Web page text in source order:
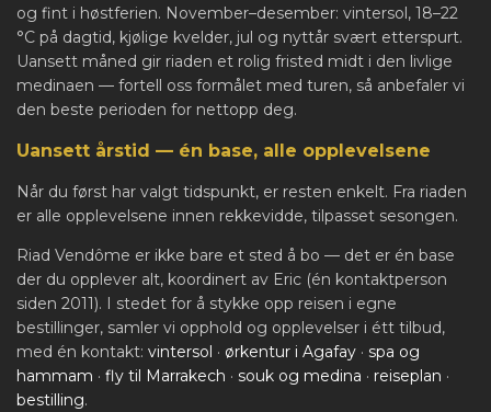
og fint i høstferien. November–desember: vintersol, 18–22
°C på dagtid, kjølige kvelder, jul og nyttår svært etterspurt.
Uansett måned gir riaden et rolig fristed midt i den livlige
medinaen — fortell oss formålet med turen, så anbefaler vi
den beste perioden for nettopp deg.
Uansett årstid — én base, alle opplevelsene
Når du først har valgt tidspunkt, er resten enkelt. Fra riaden
er alle opplevelsene innen rekkevidde, tilpasset sesongen.
Riad Vendôme er ikke bare et sted å bo — det er én base
der du opplever alt, koordinert av Eric (én kontaktperson
siden 2011). I stedet for å stykke opp reisen i egne
bestillinger, samler vi opphold og opplevelser i étt tilbud,
med én kontakt: vintersol · ørkentur i Agafay · spa og
hammam · fly til Marrakech · souk og medina · reiseplan ·
bestilling.